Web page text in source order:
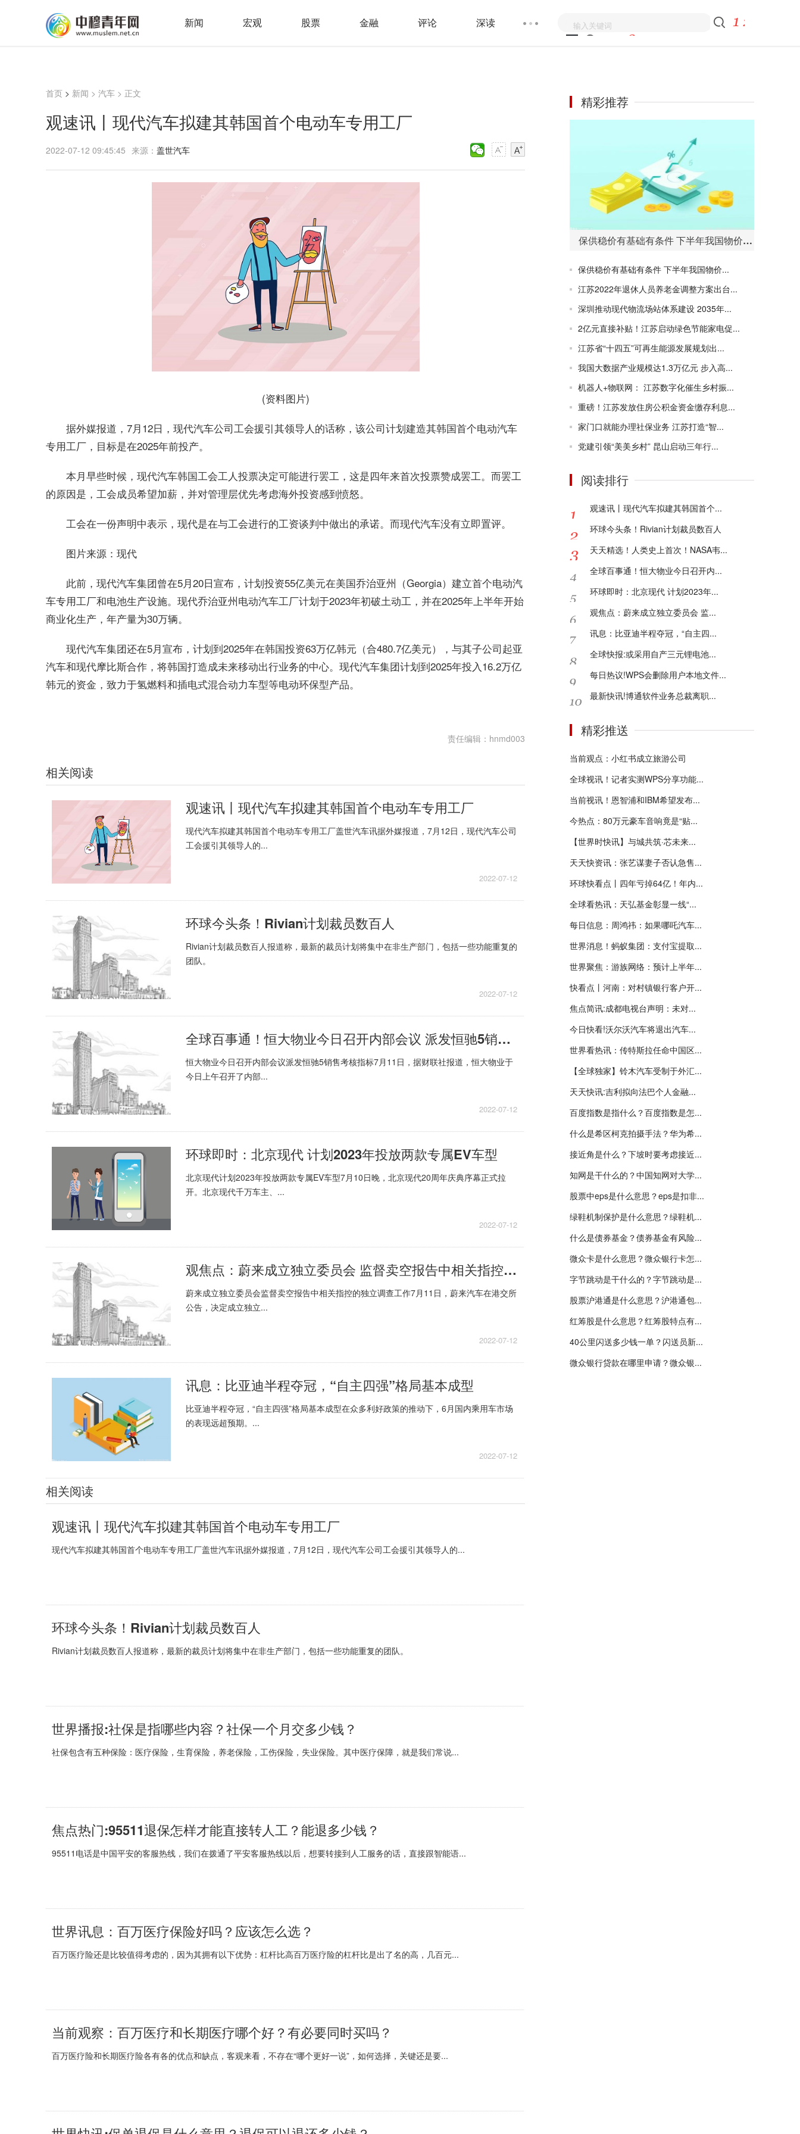
新闻 宏观 股票 金融 评论 深读
首页 > 新闻 > 汽车 > 正文
观速讯丨现代汽车拟建其韩国首个电动车专用工厂
2022-07-12 09:45:45 来源： 盖世汽车
(资料图片)
据外媒报道，7月12日，现代汽车公司工会援引其领导人的话称，该公司计划建造其韩国首个电动汽车
专用工厂，目标是在2025年前投产。
本月早些时候，现代汽车韩国工会工人投票决定可能进行罢工，这是四年来首次投票赞成罢工。而罢工
的原因是，工会成员希望加薪，并对管理层优先考虑海外投资感到愤怒。
工会在一份声明中表示，现代是在与工会进行的工资谈判中做出的承诺。而现代汽车没有立即置评。
图片来源：现代
此前，现代汽车集团曾在5月20日宣布，计划投资55亿美元在美国乔治亚州（Georgia）建立首个电动汽
车专用工厂和电池生产设施。现代乔治亚州电动汽车工厂计划于2023年初破土动工，并在2025年上半年开始
商业化生产，年产量为30万辆。
现代汽车集团还在5月宣布，计划到2025年在韩国投资63万亿韩元（合480.7亿美元），与其子公司起亚
汽车和现代摩比斯合作，将韩国打造成未来移动出行业务的中心。现代汽车集团计划到2025年投入16.2万亿
韩元的资金，致力于氢燃料和插电式混合动力车型等电动环保型产品。
责任编辑：hnmd003
相关阅读
观速讯丨现代汽车拟建其韩国首个电动车专用工厂
现代汽车拟建其韩国首个电动车专用工厂盖世汽车讯据外媒报道，7月12日，现代汽车公司
工会援引其领导人的...
2022-07-12
环球今头条！Rivian计划裁员数百人
Rivian计划裁员数百人报道称，最新的裁员计划将集中在非生产部门，包括一些功能重复的
团队。
2022-07-12
全球百事通！恒大物业今日召开内部会议 派发恒驰5销售考核指标
恒大物业今日召开内部会议派发恒驰5销售考核指标7月11日，据财联社报道，恒大物业于
今日上午召开了内部...
2022-07-12
环球即时：北京现代 计划2023年投放两款专属EV车型
北京现代计划2023年投放两款专属EV车型7月10日晚，北京现代20周年庆典序幕正式拉
开。北京现代千万车主、...
2022-07-12
观焦点：蔚来成立独立委员会 监督卖空报告中相关指控的独立调查工作
蔚来成立独立委员会监督卖空报告中相关指控的独立调查工作7月11日，蔚来汽车在港交所
公告，决定成立独立...
2022-07-12
讯息：比亚迪半程夺冠，“自主四强”格局基本成型
比亚迪半程夺冠，“自主四强”格局基本成型在众多利好政策的推动下，6月国内乘用车市场
的表现远超预期。...
2022-07-12
相关阅读
观速讯丨现代汽车拟建其韩国首个电动车专用工厂
现代汽车拟建其韩国首个电动车专用工厂盖世汽车讯据外媒报道，7月12日，现代汽车公司工会援引其领导人的...
环球今头条！Rivian计划裁员数百人
Rivian计划裁员数百人报道称，最新的裁员计划将集中在非生产部门，包括一些功能重复的团队。
世界播报:社保是指哪些内容？社保一个月交多少钱？
社保包含有五种保险：医疗保险，生育保险，养老保险，工伤保险，失业保险。其中医疗保障，就是我们常说...
焦点热门:95511退保怎样才能直接转人工？能退多少钱？
95511电话是中国平安的客服热线，我们在拨通了平安客服热线以后，想要转接到人工服务的话，直接跟智能语...
世界讯息：百万医疗保险好吗？应该怎么选？
百万医疗险还是比较值得考虑的，因为其拥有以下优势：杠杆比高百万医疗险的杠杆比是出了名的高，几百元...
当前观察：百万医疗和长期医疗哪个好？有必要同时买吗？
百万医疗险和长期医疗险各有各的优点和缺点，客观来看，不存在“哪个更好一说”，如何选择，关键还是要...
精彩推荐
保供稳价有基础有条件 下半年我国物价或将延续温和上涨态势
保供稳价有基础有条件 下半年我国物价...
江苏2022年退休人员养老金调整方案出台...
深圳推动现代物流场站体系建设 2035年...
2亿元直接补贴！江苏启动绿色节能家电促...
江苏省“十四五”可再生能源发展规划出...
我国大数据产业规模达1.3万亿元 步入高...
机器人+物联网： 江苏数字化催生乡村振...
重磅！江苏发放住房公积金资金缴存利息...
家门口就能办理社保业务 江苏打造“智...
党建引领“美美乡村” 昆山启动三年行...
阅读排行
观速讯丨现代汽车拟建其韩国首个...
环球今头条！Rivian计划裁员数百人
天天精选！人类史上首次！NASA韦...
全球百事通！恒大物业今日召开内...
环球即时：北京现代 计划2023年...
观焦点：蔚来成立独立委员会 监...
讯息：比亚迪半程夺冠，“自主四...
全球快报:或采用自产三元锂电池...
每日热议!WPS会删除用户本地文件...
最新快讯!博通软件业务总裁离职...
精彩推送
当前观点：小红书成立旅游公司
全球视讯！记者实测WPS分享功能...
当前视讯！恩智浦和IBM希望发布...
今热点：80万元豪车音响竟是“贴...
【世界时快讯】与城共筑·芯未来...
天天快资讯：张艺谋妻子否认急售...
环球快看点丨四年亏掉64亿！年内...
全球看热讯：天弘基金彰显一线“...
每日信息：周鸿祎：如果哪吒汽车...
世界消息！蚂蚁集团：支付宝提取...
世界聚焦：游族网络：预计上半年...
快看点丨河南：对村镇银行客户开...
焦点简讯:成都电视台声明：未对...
今日快看!沃尔沃汽车将退出汽车...
世界看热讯：传特斯拉任命中国区...
【全球独家】铃木汽车受制于外汇...
天天快讯:吉利拟向法巴个人金融...
百度指数是指什么？百度指数是怎...
什么是希区柯克拍摄手法？华为希...
接近角是什么？下坡时要考虑接近...
知网是干什么的？中国知网对大学...
股票中eps是什么意思？eps是扣非...
绿鞋机制保护是什么意思？绿鞋机...
什么是债券基金？债券基金有风险...
微众卡是什么意思？微众银行卡怎...
字节跳动是干什么的？字节跳动是...
股票沪港通是什么意思？沪港通包...
红筹股是什么意思？红筹股特点有...
40公里闪送多少钱一单？闪送员新...
微众银行贷款在哪里申请？微众银...